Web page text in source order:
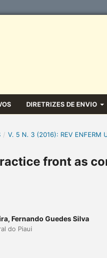
DIRETRIZES DE ENVIO
/ V. 5 N. 3 (2016): REV ENFERM
front as
Fernando Guedes Silva
do Piaui